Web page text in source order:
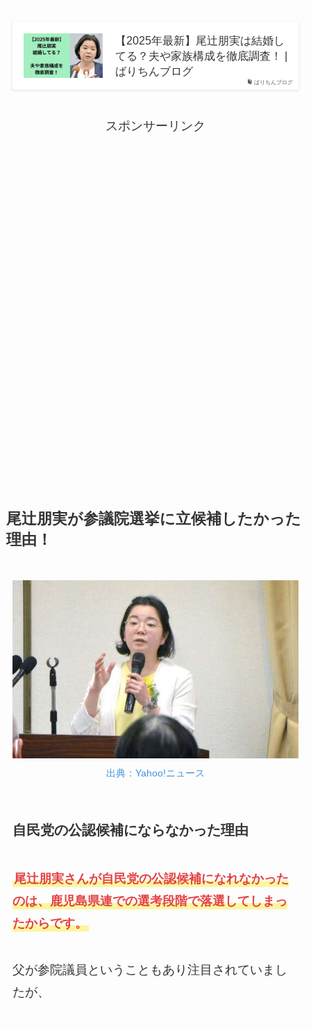
ばりちんブログ
【2025年最新】尾辻朋実は結婚し
てる？夫や家族構成を徹底調査！ |
ばりちんブログ
スポンサーリンク
尾辻朋実が参議院選挙に立候補したかった
理由！
出典：Yahoo!ニュース
自民党の公認候補にならなかった理由
尾辻朋実さんが自民党の公認候補になれなかった
のは、鹿児島県連での選考段階で落選してしまっ
たからです。
父が参院議員ということもあり注目されていまし
たが、